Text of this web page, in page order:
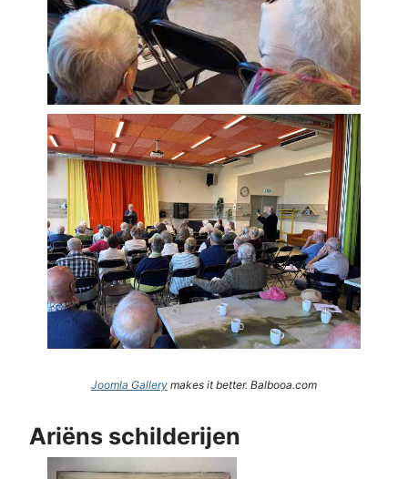
Joomla Gallery makes it better. Balbooa.com
Ariëns schilderijen